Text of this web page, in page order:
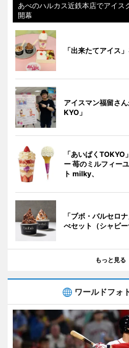
あべのハルカス近鉄本店でアイス
開幕
「出来たてアイス
アイスマン福留さ
KYO」
「あいぱく
ー 苺のミルフィー
ト milky、
「ブボ・バルセロ
べセット（シャビー
もっと見る
ワールドフォ